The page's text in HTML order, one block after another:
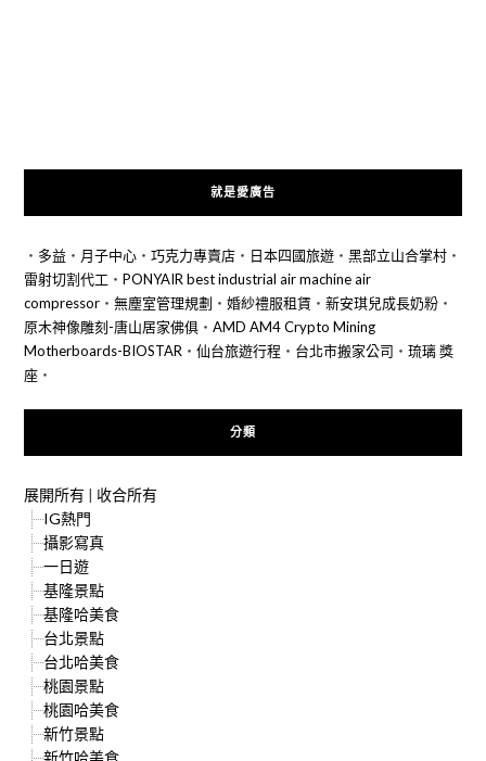
就是愛廣告
‧ 多益‧ 月子中心‧ 巧克力專賣店‧ 日本四國旅遊‧ 黑部立山合掌村‧
雷射切割代工 ‧ PONYAIR best industrial air machine air
compressor‧ 無塵室管理規劃 ‧ 婚紗禮服租賃‧ 新安琪兒成長奶粉‧
原木神像雕刻-唐山居家佛俱‧ AMD AM4 Crypto Mining
Motherboards-BIOSTAR ‧ 仙台旅遊行程 ‧ 台北市搬家公司 ‧ 琉璃 獎
座‧
分類
展開所有| 收合所有
IG熱門
攝影寫真
一日遊
基隆景點
基隆哈美食
台北景點
台北哈美食
桃園景點
桃園哈美食
新竹景點
新竹哈美食